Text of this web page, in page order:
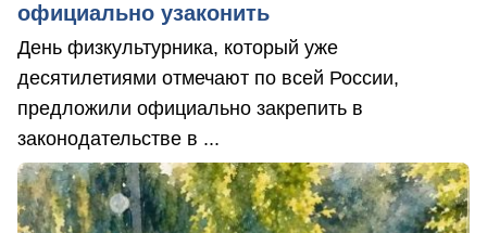
официально узаконить
День физкультурника, который уже
десятилетиями отмечают по всей России,
предложили официально закрепить в
законодательстве в ...